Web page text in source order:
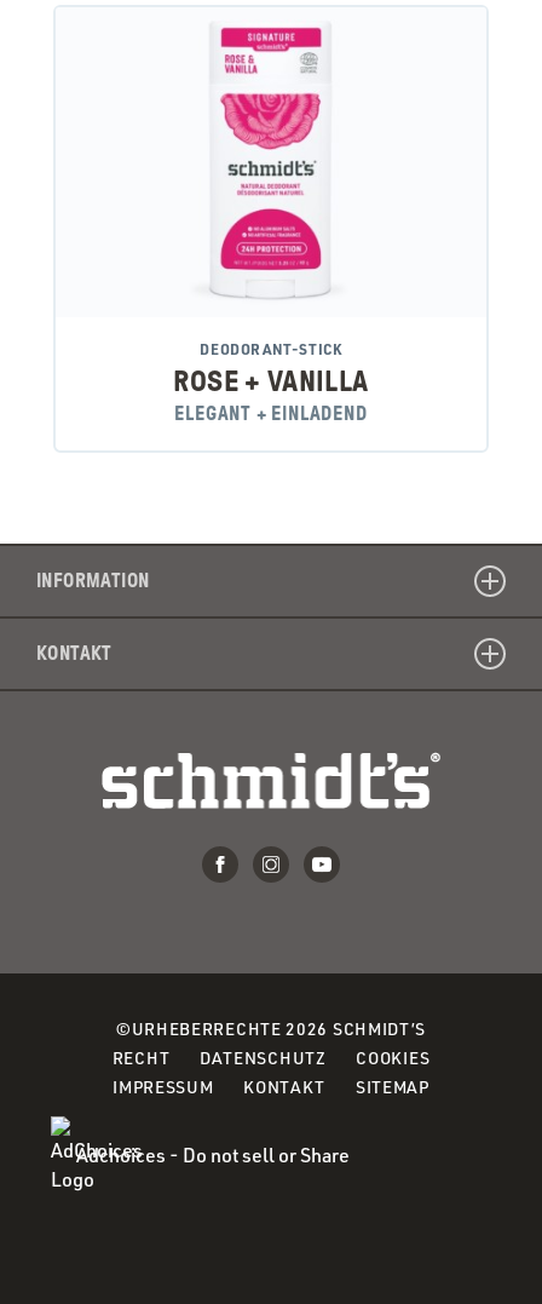
DEODORANT-STICK
ROSE + VANILLA
ELEGANT + EINLADEND
INFORMATION
KONTAKT
©URHEBERRECHTE 2026 SCHMIDT’S
RECHT(OPENS
IN
NEW
DATENSCHUTZ (OPENS
COOKIES(OPENS
IMPRESSUM KONTAKT SITEMAP
Adchoices - Do not sell or Share